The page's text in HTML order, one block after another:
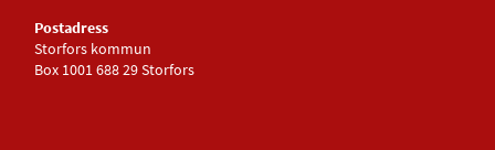
Postadress
Storfors kommun
Box 1001 688 29 Storfors